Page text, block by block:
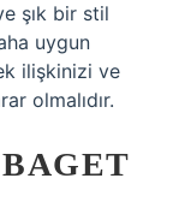
şık bir stil
uygun
ilişkinizi ve
olmalıdır.